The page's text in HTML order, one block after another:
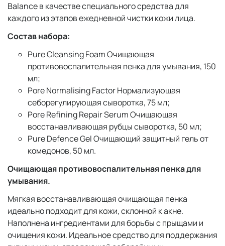
Balance в качестве специального средства для
каждого из этапов ежедневной чистки кожи лица.
Состав набора:
Pure Cleansing Foam Очищающая
противовоспалительная пенка для умывания, 150
мл;
Pore Normalising Factor Нормализующая
себорегулирующая сыворотка, 75 мл;
Pore Refining Repair Serum Очищающая
восстанавливающая рубцы сыворотка, 50 мл;
Pure Defence Gel Очищающий защитный гель от
комедонов, 50 мл.
Очищающая противовоспалительная пенка для
умывания.
Мягкая восстанавливающая очищающая пенка
идеально подходит для кожи, склонной к акне.
Наполнена ингредиентами для борьбы с прыщами и
очищения кожи. Идеальное средство для поддержания